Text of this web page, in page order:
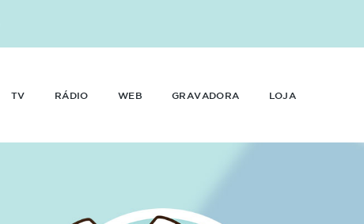
TV RÁDIO WEB GRAVADORA LOJA